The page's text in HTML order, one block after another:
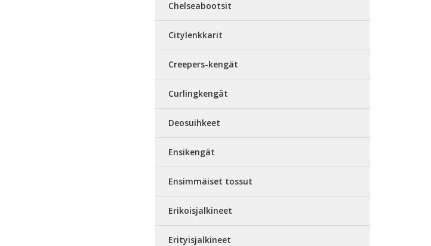
Chelseabootsit
Citylenkkarit
Creepers-kengät
Curlingkengät
Deosuihkeet
Ensikengät
Ensimmäiset tossut
Erikoisjalkineet
Erityisjalkineet